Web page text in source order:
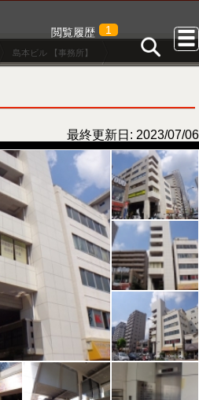
閲覧履歴 1
島本ビル 【事務所】
最終更新日: 2023/07/06